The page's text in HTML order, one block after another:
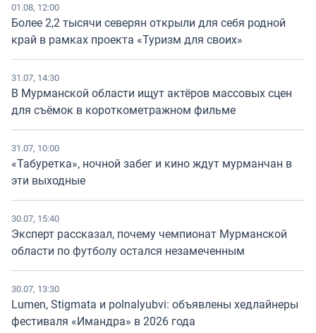
01.08, 12:00
Более 2,2 тысячи северян открыли для себя родной
край в рамках проекта «Туризм для своих»
31.07, 14:30
В Мурманской области ищут актёров массовых сцен
для съёмок в короткометражном фильме
31.07, 10:00
«Табуретка», ночной забег и кино ждут мурманчан в
эти выходные
30.07, 15:40
Эксперт рассказал, почему чемпионат Мурманской
области по футболу остался незамеченным
30.07, 13:30
Lumen, Stigmata и polnalyubvi: объявлены хедлайнеры
фестиваля «Имандра» в 2026 года